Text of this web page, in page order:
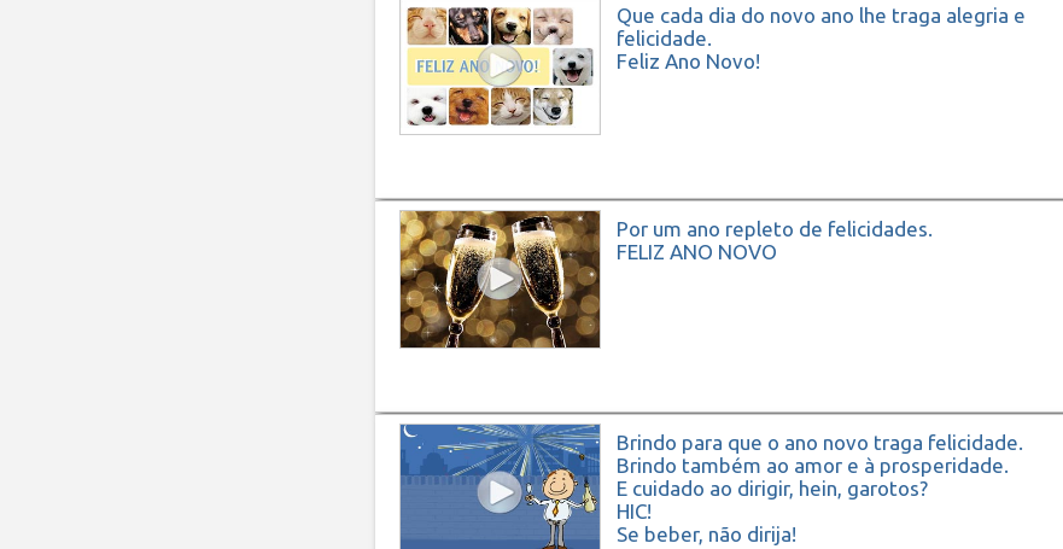
Que cada dia do novo ano lhe traga alegria e
felicidade.
Feliz Ano Novo!
Por um ano repleto de felicidades.
FELIZ ANO NOVO
Brindo para que o ano novo traga felicidade.
Brindo também ao amor e à prosperidade.
E cuidado ao dirigir, hein, garotos?
HIC!
Se beber, não dirija!